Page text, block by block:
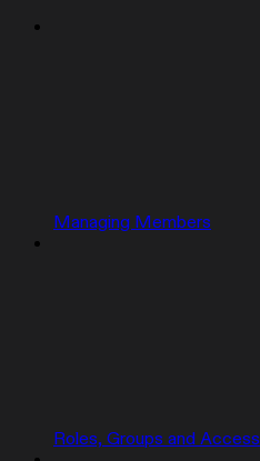
Managing Members
Roles, Groups and Access